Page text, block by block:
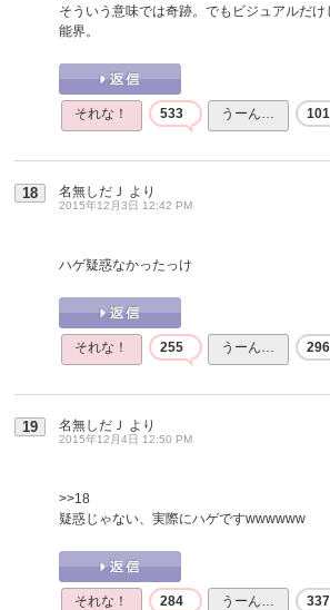
そういう意味では奇跡。でもビジュアルだ
能界。
それな！ 533 うーん… 101
18 名無しだＪ より
2015年12月3日 12:42 PM
ハゲ疑惑なかったっけ
それな！ 255 うーん… 296
19 名無しだＪ より
2015年12月4日 12:50 PM
>>18
疑惑じゃない、実際にハゲですwwwwww
それな！ 284 うーん… 337